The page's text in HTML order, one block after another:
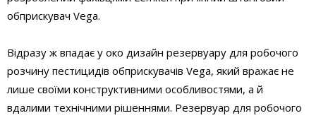
обприскувач Vega.
Відразу ж впадає у око дизайн резервуару для робочого
розчину пестицидів обприскувачів Vega, який вражає не
лише своїми конструктивними особливостями, а й
вдалими технічними рішеннями. Резервуар для робочого